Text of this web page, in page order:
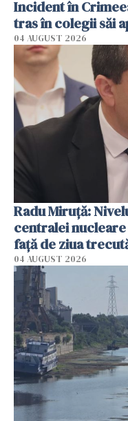
Incident în
tras în colegii săi
04 AUGUST 2026
Radu Miruţă:
centralei
faţă de ziua
04 AUGUST 2026